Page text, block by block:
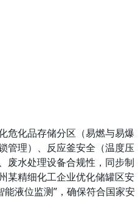
危化品存储分区（易燃与易爆
管理）、反应釜安全（温度压
废水处理设备合规性，同步制
某精细化工企业优化储罐区安
能液位监测”，确保符合国家安